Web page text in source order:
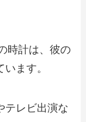
時計は、彼の
ます。
テレビ出演な